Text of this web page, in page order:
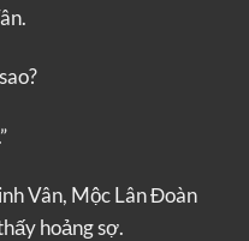
Vân, Mộc Lân Đoàn
hoảng sợ.